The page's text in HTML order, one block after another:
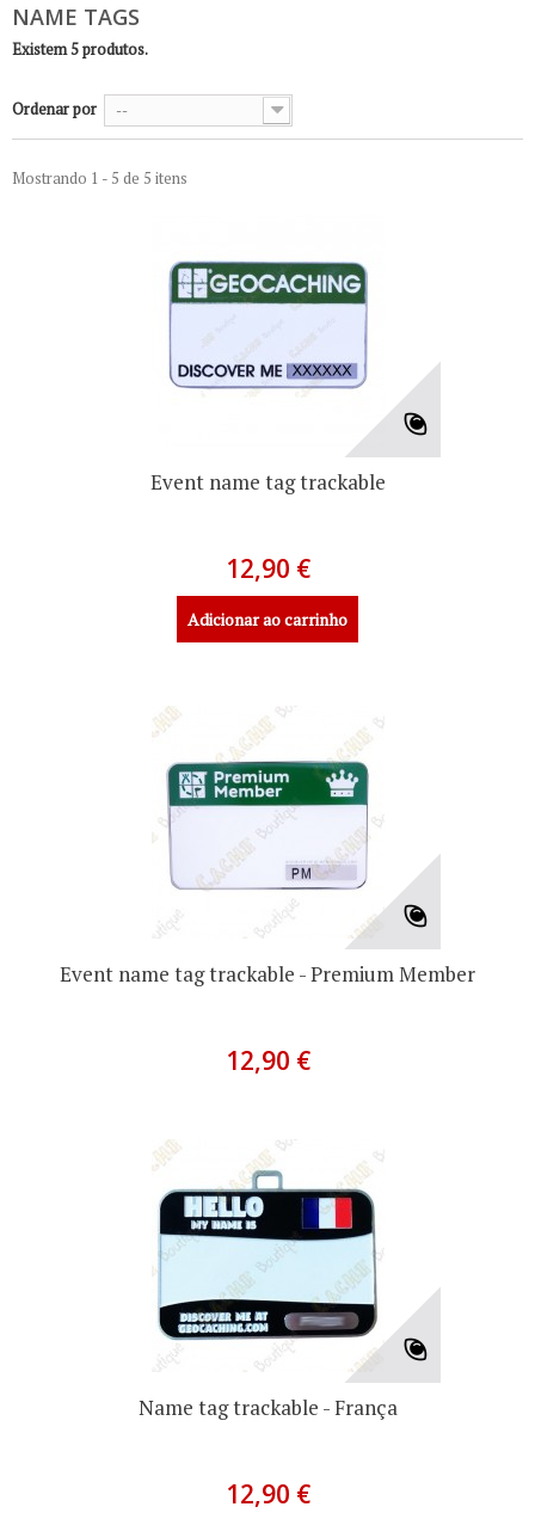
NAME TAGS
Existem 5 produtos.
Ordenar por --
Mostrando 1 - 5 de 5 itens
Event name tag trackable
12,90 €
Adicionar ao carrinho
Event name tag trackable - Premium Member
12,90 €
Name tag trackable - França
12,90 €